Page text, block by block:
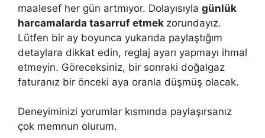
maalesef her gün artmıyor. Dolayısıyla günlük
harcamalarda tasarruf etmek zorundayız.
Lütfen bir ay boyunca yukarıda paylaştığım
detaylara dikkat edin, reglaj ayarı yapmayı ihmal
etmeyin. Göreceksiniz, bir sonraki doğalgaz
faturanız bir önceki aya oranla düşmüş olacak.
Deneyiminizi yorumlar kısmında paylaşırsanız
çok memnun olurum.